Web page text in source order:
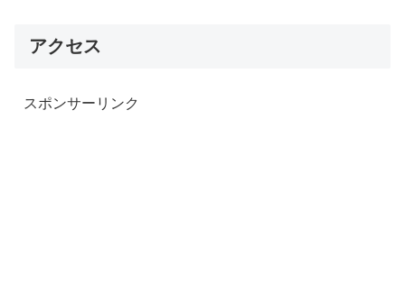
アクセス
スポンサーリンク